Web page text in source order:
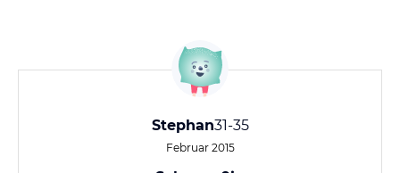
Stephan31-35
Februar 2015